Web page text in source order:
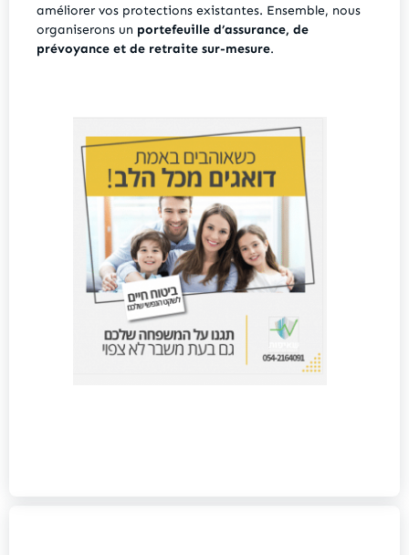
améliorer vos protections existantes. Ensemble, nous
organiserons un portefeuille d’assurance, de
prévoyance et de retraite sur-mesure.